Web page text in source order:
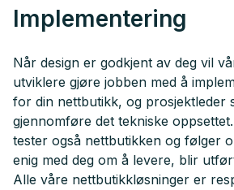
Implementering
Når design er godkjent av deg vil
utviklere gjøre jobben med å
for din nettbutikk, og prosjektleder
gjennomføre det tekniske
tester også nettbutikken og følger
enig med deg om å levere, blir
Alle våre nettbutikkløsninger er